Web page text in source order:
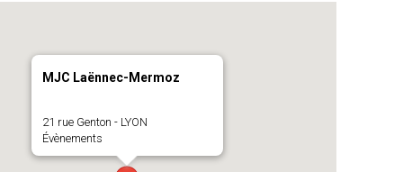
MJC Laënnec-Mermoz
21 rue Genton - LYON
Évènements